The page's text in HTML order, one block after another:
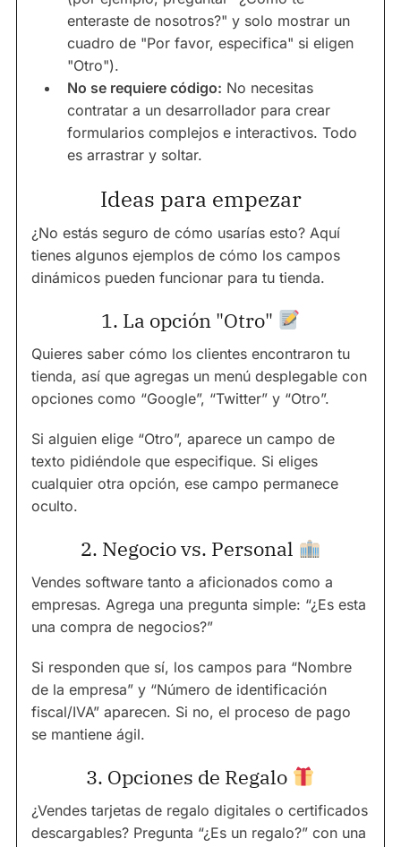
enteraste de nosotros?" y solo mostrar un
cuadro de "Por favor, especifica" si eligen
"Otro").
No se requiere código: No necesitas
contratar a un desarrollador para crear
formularios complejos e interactivos. Todo
es arrastrar y soltar.
Ideas para empezar
¿No estás seguro de cómo usarías esto? Aquí
tienes algunos ejemplos de cómo los campos
dinámicos pueden funcionar para tu tienda.
1. La opción "Otro"
Quieres saber cómo los clientes encontraron tu
tienda, así que agregas un menú desplegable con
opciones como “Google”, “Twitter” y “Otro”.
Si alguien elige “Otro”, aparece un campo de
texto pidiéndole que especifique. Si eliges
cualquier otra opción, ese campo permanece
oculto.
2. Negocio vs. Personal
Vendes software tanto a aficionados como a
empresas. Agrega una pregunta simple: “¿Es esta
una compra de negocios?”
Si responden que sí, los campos para “Nombre
de la empresa” y “Número de identificación
fiscal/IVA” aparecen. Si no, el proceso de pago
se mantiene ágil.
3. Opciones de Regalo
¿Vendes tarjetas de regalo digitales o certificados
descargables? Pregunta “¿Es un regalo?” con una